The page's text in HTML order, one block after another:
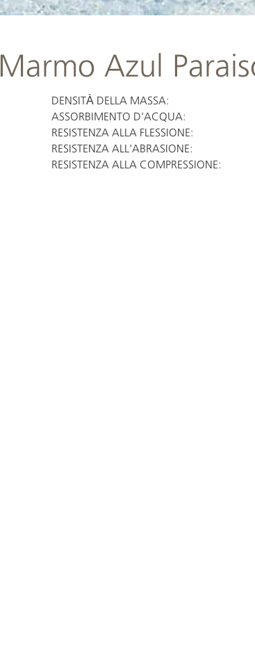
Marmo Azul
DENSITÀ DELLA MASSA:
ASSORBIMENTO D'ACQUA:
RESISTENZA ALLA FLESSIONE:
RESISTENZA ALL'ABRASIONE:
RESISTENZA ALLA COMPRESSIONE: